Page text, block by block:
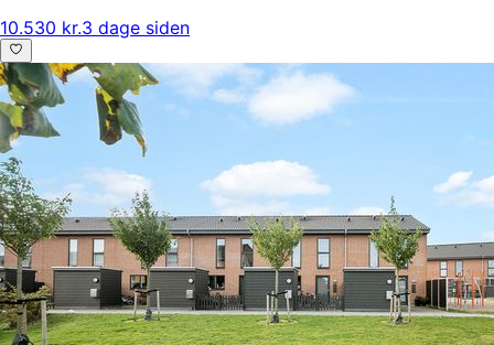
10.530 kr.3 dage siden